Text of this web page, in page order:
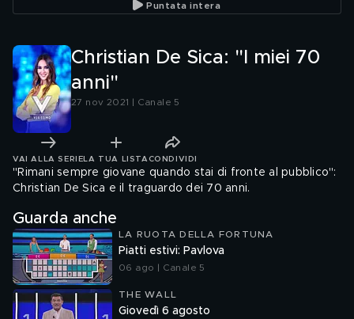
Puntata intera
Christian De Sica: "I miei 70
anni"
27 nov 2021 | Canale 5
VAI ALLA SERIE LA TUA LISTA CONDIVIDI
"Rimani sempre giovane quando stai di fronte al pubblico":
Christian De Sica e il traguardo dei 70 anni.
Guarda anche
LA RUOTA DELLA FORTUNA
Piatti estivi: Pavlova
06 ago | Canale 5
THE WALL
Giovedì 6 agosto